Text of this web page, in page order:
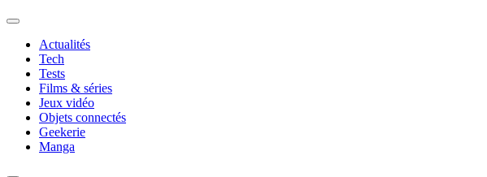
Actualités
Tech
Tests
Films & séries
Jeux vidéo
Objets connectés
Geekerie
Manga